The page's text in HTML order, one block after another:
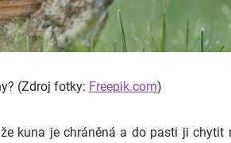
(Zdroj fotky: Freepik.com)
kuna je chráněná a do pasti ji chytit